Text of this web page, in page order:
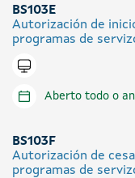
BS103E
Autorización de
programas de
Tramitar en liña
Aberto todo o
BS103F
Autorización de
programas de